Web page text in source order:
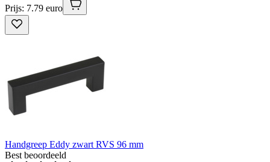
Prijs: 7.79 euro
Handgreep Eddy zwart RVS 96 mm
Best beoordeeld